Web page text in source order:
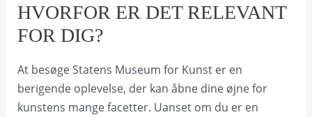
HVORFOR ER DET RELEVANT
FOR DIG?
At besøge Statens Museum for Kunst er en
berigende oplevelse, der kan åbne dine øjne for
kunstens mange facetter. Uanset om du er en